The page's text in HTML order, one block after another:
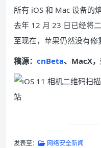
所有 iOS 和 Mac 设备的
去年 12 月 23 日已经将
至现在，苹果仍然没有修
稿源： cnBeta、MacX，
发表至： 网络安全新闻